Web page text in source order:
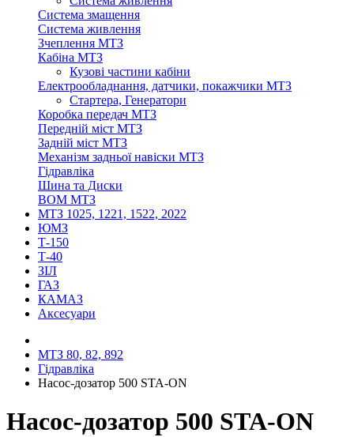
Система змащення
Система живлення
Зчеплення МТЗ
Кабіна МТЗ
Кузові частини кабіни
Електрообладнання, датчики, покажчики МТЗ
Стартера, Генератори
Коробка передач МТЗ
Передній міст МТЗ
Задній міст МТЗ
Механізм задньої навіски МТЗ
Гідравліка
Шина та Диски
ВОМ МТЗ
МТЗ 1025, 1221, 1522, 2022
ЮМЗ
Т-150
Т-40
ЗІЛ
ГАЗ
КАМАЗ
Аксесуари
МТЗ 80, 82, 892
Гідравліка
Насос-дозатор 500 STA-ON
Насос-дозатор 500 STA-ON